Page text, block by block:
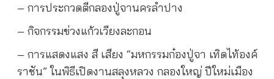
– การประกวดตีกลองปู่จานครลำปาง
– กิจกรรมข่วงแก้วเวียงละกอน
– การแสดงแสง สี เสียง “มหกรรมก๋องปู่จา เทิดไท้องค์
ราชัน” ในพิธีเปิดงานสลุงหลวง กลองใหญ่ ปีใหม่เมือง